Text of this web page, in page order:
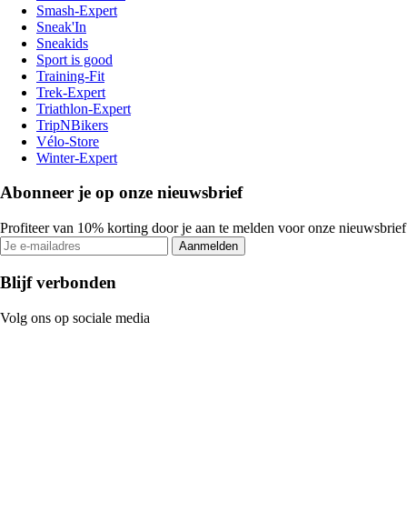
Smash-Expert
Sneak'In
Sneakids
Sport is good
Training-Fit
Trek-Expert
Triathlon-Expert
TripNBikers
Vélo-Store
Winter-Expert
Abonneer je op onze nieuwsbrief
Profiteer van 10% korting door je aan te melden voor onze nieuwsbrief
Aanmelden
Blijf verbonden
Volg ons op sociale media